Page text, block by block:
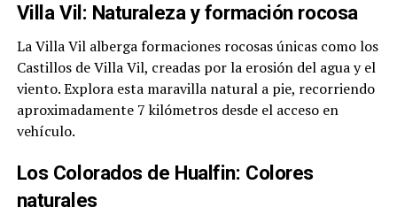
Villa Vil: Naturaleza y formación rocosa
La Villa Vil alberga formaciones rocosas únicas como los
Castillos de Villa Vil, creadas por la erosión del agua y el
viento. Explora esta maravilla natural a pie, recorriendo
aproximadamente 7 kilómetros desde el acceso en
vehículo.
Los Colorados de Hualfin: Colores
naturales